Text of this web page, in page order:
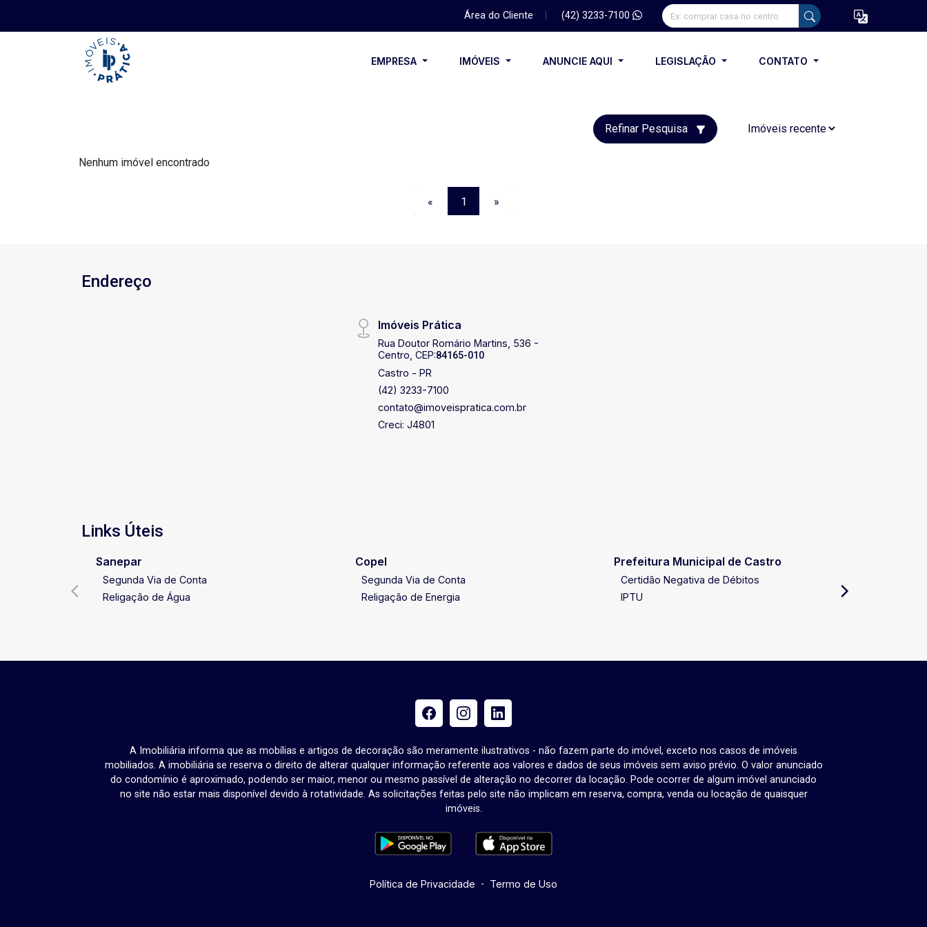
Área do Cliente (42) 3233-7100
EMPRESA IMÓVEIS ANUNCIE AQUI LEGISLAÇÃO CONTATO
Refinar Pesquisa
Nenhum imóvel encontrado
« 1 »
Endereço
Imóveis Prática
Rua Doutor Romário Martins, 536 -
Centro, CEP:84165-010
Castro - PR
(42) 3233-7100
contato@imoveispratica.com.br
Creci: J4801
Links Úteis
Sanepar
Segunda Via de Conta
Religação de Água
Copel
Segunda Via de Conta
Religação de Energia
Prefeitura Municipal de Castro
Certidão Negativa de Débitos
IPTU
A Imobiliária informa que as mobílias e artigos de decoração são meramente ilustrativos - não fazem parte do imóvel, exceto nos casos de imóveis
mobiliados. A imobiliária se reserva o direito de alterar qualquer informação referente aos valores e dados de seus imóveis sem aviso prévio. O valor anunciado
do condomínio é aproximado, podendo ser maior, menor ou mesmo passível de alteração no decorrer da locação. Pode ocorrer de algum imóvel anunciado
no site não estar mais disponível devido à rotatividade. As solicitações feitas pelo site não implicam em reserva, compra, venda ou locação de quaisquer
imóveis.
Política de Privacidade - Termo de Uso